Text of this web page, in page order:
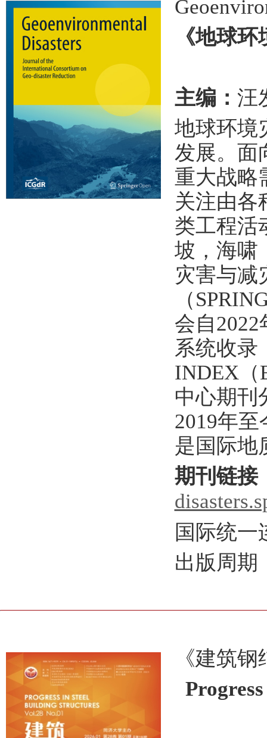
《地球
主编： 汪
地球环境
发展。面
重大战略
关注由各
类工程活
坡，海啸
灾害与减
（
会自2022
系统收录
INDEX（
中心期刊
2019年至
是国际地
期刊链接
国际统一
出版周期
《建筑